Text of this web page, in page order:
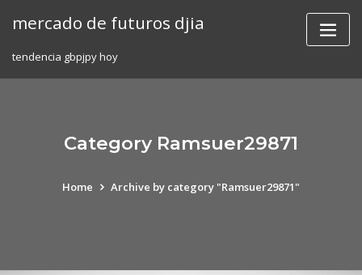
mercado de futuros djia
tendencia gbpjpy hoy
Category Ramsuer29871
Home Archive by category "Ramsuer29871"